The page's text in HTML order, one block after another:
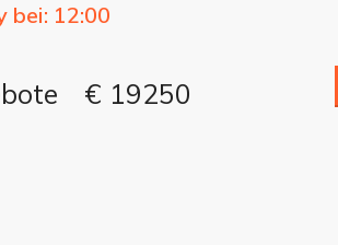
bei: 12:00
€ 19250